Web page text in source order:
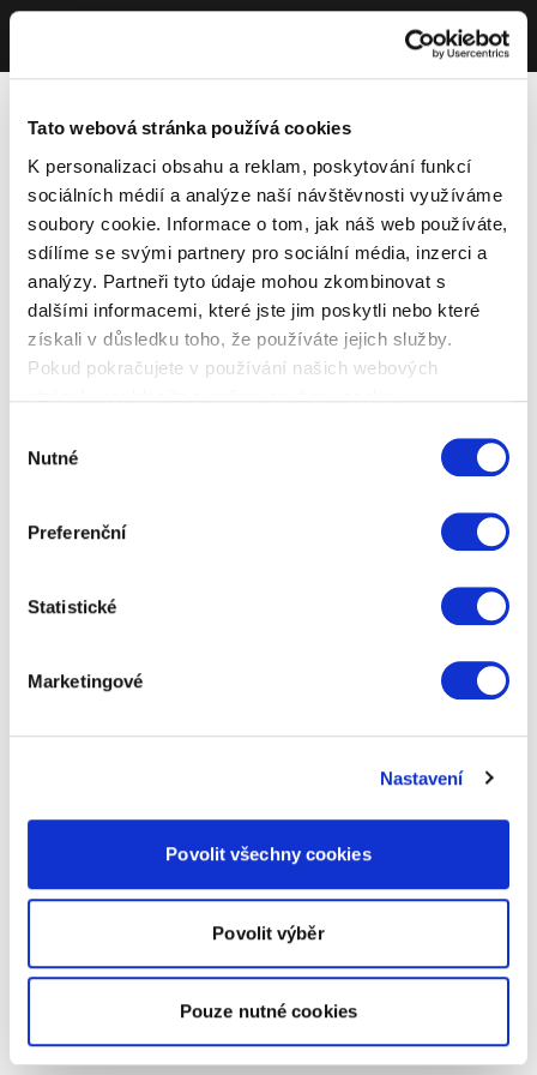
Tato webová stránka používá cookies
K personalizaci obsahu a reklam, poskytování funkcí
sociálních médií a analýze naší návštěvnosti využíváme
soubory cookie. Informace o tom, jak náš web používáte,
sdílíme se svými partnery pro sociální média, inzerci a
analýzy. Partneři tyto údaje mohou zkombinovat s
dalšími informacemi, které jste jim poskytli nebo které
získali v důsledku toho, že používáte jejich služby.
Pokud pokračujete v používání našich webových
souhlasu
Nutné
Preferenční
Statistické
Marketingové
Nastavení
Povolit všechny cookies
Povolit výběr
Pouze nutné cookies